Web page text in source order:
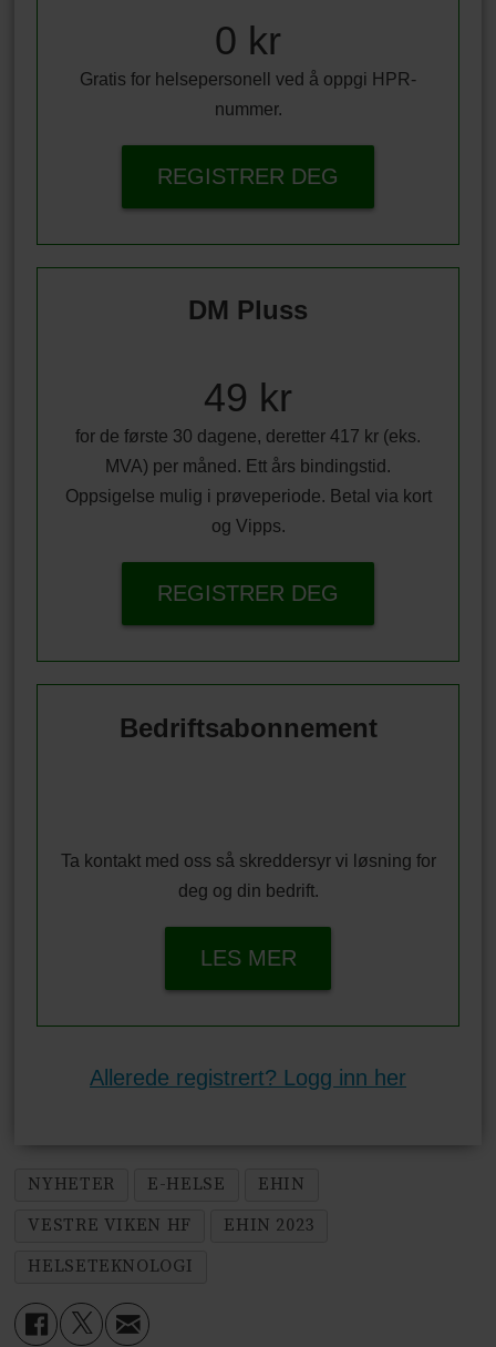
0 kr
Gratis for helsepersonell ved å oppgi HPR-
nummer.
REGISTRER DEG
DM Pluss
49 kr
for de første 30 dagene, deretter 417 kr (eks.
MVA) per måned. Ett års bindingstid.
Oppsigelse mulig i prøveperiode. Betal via kort
og Vipps.
REGISTRER DEG
Bedriftsabonnement
Ta kontakt med oss så skreddersyr vi løsning for
deg og din bedrift.
LES MER
Allerede registrert? Logg inn her
NYHETER E-HELSE
EHIN
VESTRE VIKEN HF
EHIN 2023
HELSETEKNOLOGI